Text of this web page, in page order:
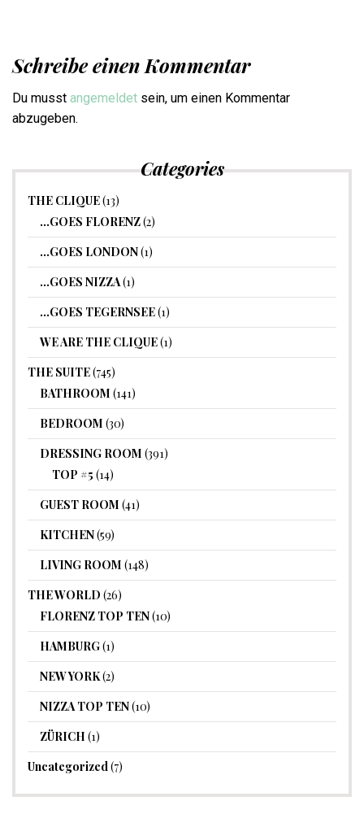
Schreibe einen Kommentar
Du musst angemeldet sein, um einen Kommentar
abzugeben.
Categories
THE CLIQUE(13)
…GOES FLORENZ(2)
…GOES LONDON(1)
…GOES NIZZA(1)
…GOES TEGERNSEE(1)
WE ARE THE CLIQUE(1)
THE SUITE(745)
BATHROOM (141)
BEDROOM (30)
DRESSING ROOM (391)
TOP #5 (14)
GUEST ROOM (41)
KITCHEN(59)
LIVING ROOM (148)
THE WORLD (26)
FLORENZ TOP TEN(10)
HAMBURG(1)
NEW YORK(2)
NIZZA TOP TEN(10)
ZÜRICH (1)
Uncategorized(7)